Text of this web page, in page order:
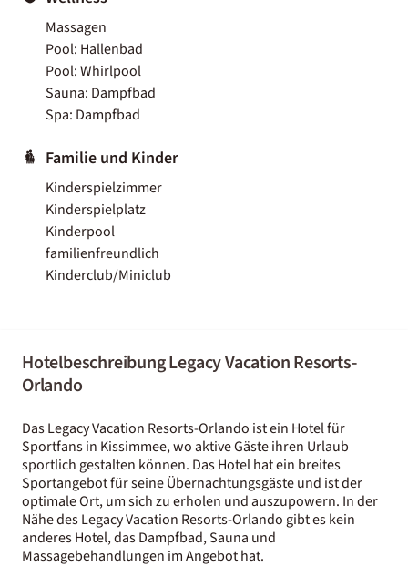
Massagen
Pool: Hallenbad
Pool: Whirlpool
Sauna: Dampfbad
Spa: Dampfbad
Familie und Kinder
Kinderspielzimmer
Kinderspielplatz
Kinderpool
familienfreundlich
Kinderclub/Miniclub
Hotelbeschreibung Legacy Vacation Resorts-
Orlando
Das Legacy Vacation Resorts-Orlando ist ein Hotel für
Sportfans in Kissimmee, wo aktive Gäste ihren Urlaub
sportlich gestalten können. Das Hotel hat ein breites
Sportangebot für seine Übernachtungsgäste und ist der
optimale Ort, um sich zu erholen und auszupowern. In der
Nähe des Legacy Vacation Resorts-Orlando gibt es kein
anderes Hotel, das Dampfbad, Sauna und
Massagebehandlungen im Angebot hat.